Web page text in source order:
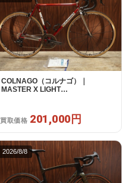
COLNAGO（コルナゴ）｜
MASTER X LIGHT
年｜美品｜買取金額 201,000円
買取価格 201,000円
2026/8/8